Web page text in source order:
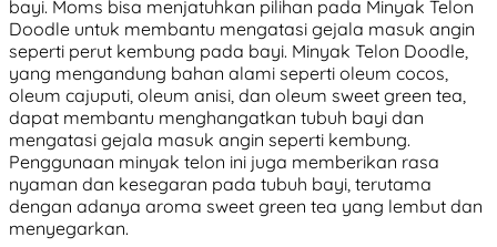
bayi. Moms bisa menjatuhkan pilihan pada Minyak Telon
Doodle untuk membantu mengatasi gejala masuk angin
seperti perut kembung pada bayi. Minyak Telon Doodle,
yang mengandung bahan alami seperti oleum cocos,
oleum cajuputi, oleum anisi, dan oleum sweet green tea,
dapat membantu menghangatkan tubuh bayi dan
mengatasi gejala masuk angin seperti kembung.
Penggunaan minyak telon ini juga memberikan rasa
nyaman dan kesegaran pada tubuh bayi, terutama
dengan adanya aroma sweet green tea yang lembut dan
menyegarkan.